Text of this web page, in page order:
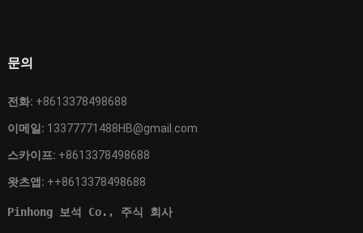
문의
전화: +8613378498688
이메일: 13377771488HB@gmail.com
스카이프: +8613378498688
왓츠앱: ++8613378498688
Pinhong 보석 Co., 주식 회사